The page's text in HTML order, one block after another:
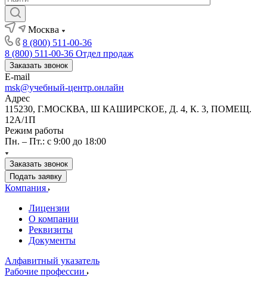
Москва
8 (800) 511-00-36
8 (800) 511-00-36 Отдел продаж
Заказать звонок
E-mail
msk@учебный-центр.онлайн
Адрес
115230, Г.МОСКВА, Ш КАШИРСКОЕ, Д. 4, К. 3, ПОМЕЩ.
12А/1П
Режим работы
Пн. – Пт.: с 9:00 до 18:00
Заказать звонок
Подать заявку
Компания
Лицензии
О компании
Реквизиты
Документы
Алфавитный указатель
Рабочие профессии